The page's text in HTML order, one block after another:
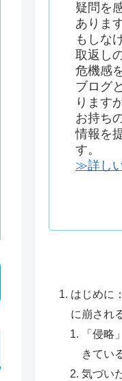
疑問を
ありま
もしな
取返し
危機感
ブログ
ります
お持ち
情報を
す。
≫詳し
はじめに
に崩され
「侵略
きてい
気づい